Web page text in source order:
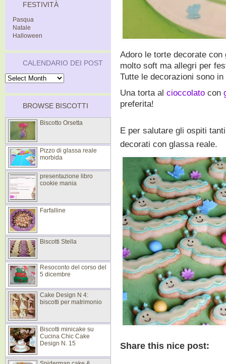
FESTIVITÀ
Pasqua
Natale
Halloween
CALENDARIO DEI POST
BROWSE BISCOTTI
Biscotto Orsetta
Pizzo di glassa reale
morbida
presentazione libro
cookie mania
Farfalline
Biscotti Stella
Resoconto del corso del
5 dicembre
Cake Design N 4:
biscotti per matrimonio
Biscotti minicake su
Cucina Chic Cake
Design N. 15
Adoro le torte decorate
molto soft ma allegri per
Tutte le decorazioni sono
Una torta al cioccolato con
preferita!
E per salutare gli ospiti
decorati con glassa reale.
Share this nice post: